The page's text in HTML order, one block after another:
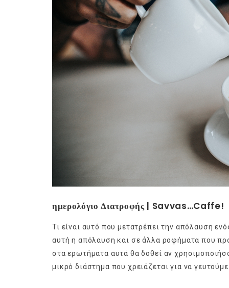
ημερολόγιο Διατροφής | Savvas…Caffe!
Τι είναι αυτό που μετατρέπει την απόλαυση
αυτή η απόλαυση και σε άλλα ροφήματα που
στα ερωτήματα αυτά θα δοθεί αν
μικρό διάστημα που χρειάζεται για να